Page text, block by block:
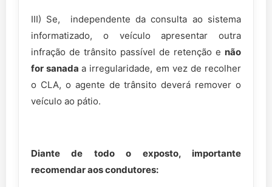
III) Se, independente da consulta ao sistema
informatizado, o veículo apresentar outra
infração de trânsito passível de retenção e não
for sanadaa irregularidade, em vez de recolher
o CLA, o agente de trânsito deverá remover o
veículo ao pátio.
Diante de todo o exposto, importante
recomendar aos condutores: